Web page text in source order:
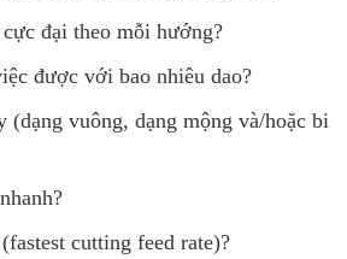
đại theo mỗi hướng?
được với bao nhiêu dao?
(dạng vuông, dạng mộng và/hoặc bi
cutting feed rate)?